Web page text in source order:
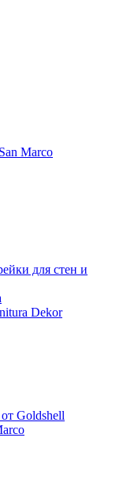
Marco
для стен и
Dekor
Goldshell